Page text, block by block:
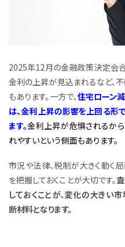
2025年12月の金融政策決定会
金利の上昇が見込まれるなど、
もあります。一方で、住宅ローン
は、金利上昇の影響を上回る形
ます。金利上昇が危惧されるか
れやすいという側面もあります。
市況や法律、税制が大きく動く
を把握しておくことが大切です。
しておくことが、変化の大きい
断材料となります。